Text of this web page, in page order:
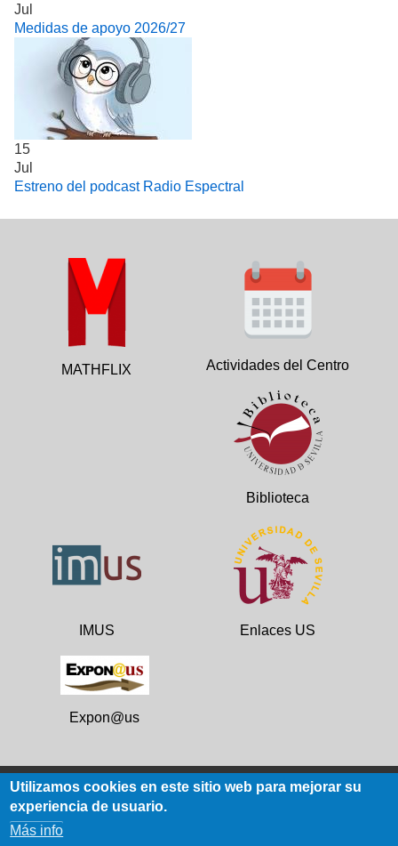
Jul
Medidas de apoyo 2026/27
15
Jul
Estreno del podcast Radio Espectral
MATHFLIX Actividades del Centro
Biblioteca
IMUS Enlaces US
Expon@us
Datos de contacto
Utilizamos cookies en este sitio web para mejorar su
experiencia de usuario.
Más info